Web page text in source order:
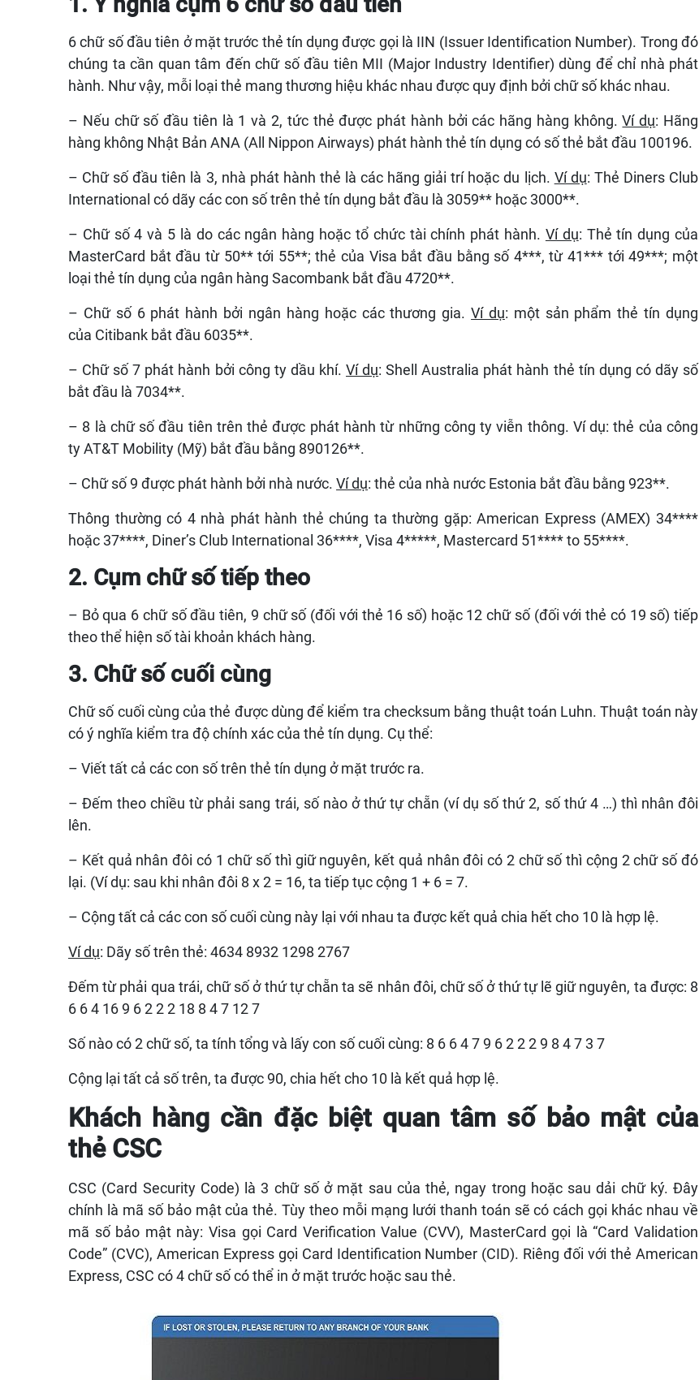
6 chữ số đầu tiên ở mặt trước thẻ tín dụng được gọi là IIN (Issuer Identification Number). Trong đó
chúng ta cần quan tâm đến chữ số đầu tiên MII (Major Industry Identifier) dùng để chỉ nhà phát
hành. Như vậy, mỗi loại thẻ mang thương hiệu khác nhau được quy định bởi chữ số khác nhau.
– Nếu chữ số đầu tiên là 1 và 2, tức thẻ được phát hành bởi các hãng hàng không.Ví dụ: Hãng
hàng không Nhật Bản ANA (All Nippon Airways) phát hành thẻ tín dụng có số thẻ bắt đầu 100196.
– Chữ số đầu tiên là 3, nhà phát hành thẻ là các hãng giải trí hoặc du lịch. Ví dụ: Thẻ Diners Club
International có dãy các con số trên thẻ tín dụng bắt đầu là 3059** hoặc 3000**.
– Chữ số 4 và 5 là do các ngân hàng hoặc tổ chức tài chính phát hành. Ví dụ: Thẻ tín dụng của
MasterCard bắt đầu từ 50** tới 55**; thẻ của Visa bắt đầu bằng số 4***, từ 41*** tới 49***; một
loại thẻ tín dụng của ngân hàng Sacombank bắt đầu 4720**.
– Chữ số 6 phát hành bởi ngân hàng hoặc các thương gia.Ví dụ: một sản phẩm thẻ tín dụng
của Citibank bắt đầu 6035**.
– Chữ số 7 phát hành bởi công ty dầu khí. Ví dụ: Shell Australia phát hành thẻ tín dụng có dãy số
bắt đầu là 7034**.
– 8 là chữ số đầu tiên trên thẻ được phát hành từ những công ty viễn thông. Ví dụ: thẻ của công
ty AT&T Mobility (Mỹ) bắt đầu bằng 890126**.
– Chữ số 9 được phát hành bởi nhà nước. Ví dụ: thẻ của nhà nước Estonia bắt đầu bằng 923**.
Thông thường có 4 nhà phát hành thẻ chúng ta thường gặp: American Express (AMEX) 34****
hoặc 37****, Diner’s Club International 36****, Visa 4*****, Mastercard 51**** to 55****.
2. Cụm chữ số tiếp theo
– Bỏ qua 6 chữ số đầu tiên, 9 chữ số (đối với thẻ 16 số) hoặc 12 chữ số (đối với thẻ có 19 số) tiếp
theo thể hiện số tài khoản khách hàng.
3. Chữ số cuối cùng
Chữ số cuối cùng của thẻ được dùng để kiểm tra checksum bằng thuật toán Luhn. Thuật toán này
có ý nghĩa kiểm tra độ chính xác của thẻ tín dụng. Cụ thể:
– Viết tất cả các con số trên thẻ tín dụng ở mặt trước ra.
– Đếm theo chiều từ phải sang trái, số nào ở thứ tự chẵn (ví dụ số thứ 2, số thứ 4 …) thì nhân đôi
lên.
– Kết quả nhân đôi có 1 chữ số thì giữ nguyên, kết quả nhân đôi có 2 chữ số thì cộng 2 chữ số đó
lại. (Ví dụ: sau khi nhân đôi 8 x 2 = 16, ta tiếp tục cộng 1 + 6 = 7.
– Cộng tất cả các con số cuối cùng này lại với nhau ta được kết quả chia hết cho 10 là hợp lệ.
Ví dụ: Dãy số trên thẻ: 4634 8932 1298 2767
Đếm từ phải qua trái, chữ số ở thứ tự chẵn ta sẽ nhân đôi, chữ số ở thứ tự lẽ giữ nguyên, ta được: 8
6 6 4 16 9 6 2 2 2 18 8 4 7 12 7
Số nào có 2 chữ số, ta tính tổng và lấy con số cuối cùng: 8 6 6 4 7 9 6 2 2 2 9 8 4 7 3 7
Cộng lại tất cả số trên, ta được 90, chia hết cho 10 là kết quả hợp lệ.
Khách hàng cần đặc biệt quan tâm số bảo mật của
thẻ CSC
CSC (Card Security Code) là 3 chữ số ở mặt sau của thẻ, ngay trong hoặc sau dải chữ ký. Đây
chính là mã số bảo mật của thẻ. Tùy theo mỗi mạng lưới thanh toán sẽ có cách gọi khác nhau về
mã số bảo mật này: Visa gọi Card Verification Value (CVV), MasterCard gọi là “Card Validation
Code” (CVC), American Express gọi Card Identification Number (CID). Riêng đối với thẻ American
Express, CSC có 4 chữ số có thể in ở mặt trước hoặc sau thẻ.